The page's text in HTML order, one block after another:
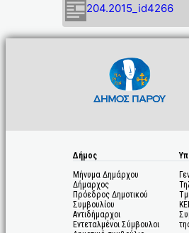
204.2015_id4266
Δήμος
Μήνυμα Δημάρχου
Δήμαρχος
Πρόεδρος Δημοτικού
Συμβουλίου
Αντιδήμαρχοι
Εντεταλμένοι Σύμβουλοι